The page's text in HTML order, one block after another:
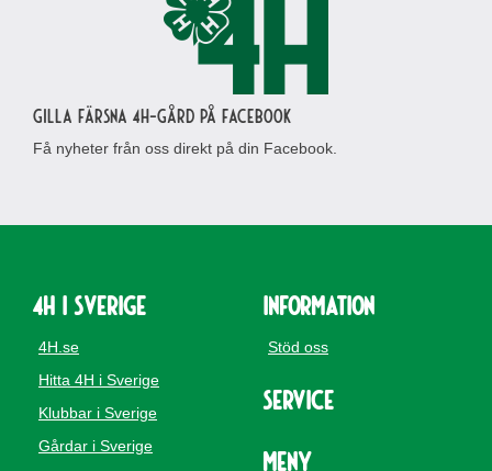
Gilla Färsna 4H-gård på Facebook
Få nyheter från oss direkt på din Facebook.
4H i Sverige
4H.se
Hitta 4H i Sverige
Klubbar i Sverige
Gårdar i Sverige
Information
Stöd oss
Service
Meny